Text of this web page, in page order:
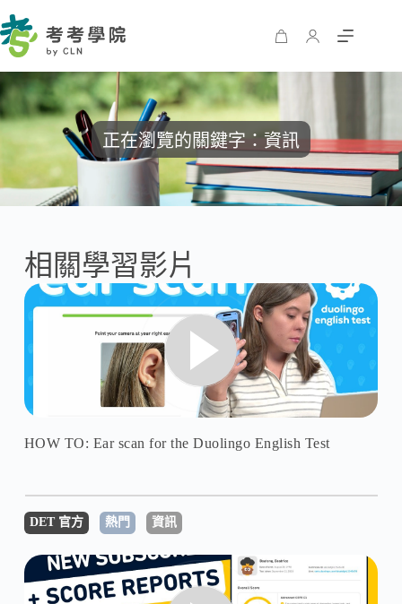
正在瀏覽的關鍵字 ： 資訊
相關學習影片
HOW TO: Ear scan for the Duolingo English Test
DET 官方 熱門 資訊